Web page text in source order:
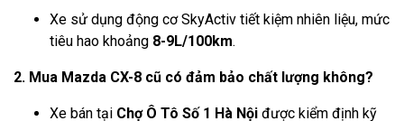
Xe sử dụng động cơ SkyActiv tiết kiệm nhiên liệu, mức
tiêu hao khoảng 8-9L/100km.
2. Mua Mazda CX-8 cũ có đảm bảo chất lượng không?
Xe bán tại Chợ Ô Tô Số 1 Hà Nội được kiểm định kỹ